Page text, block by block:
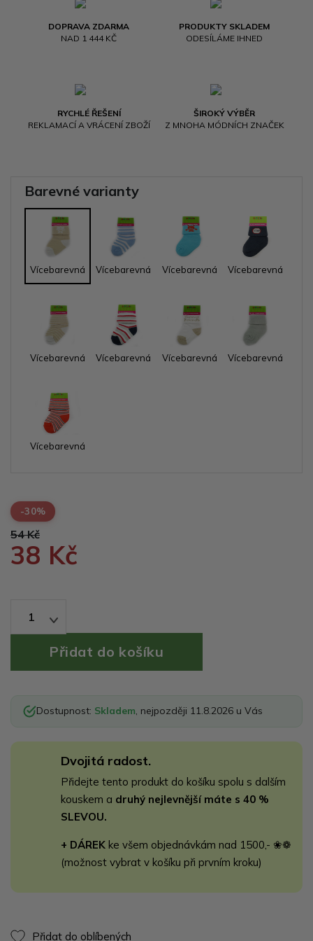
DOPRAVA ZDARMA
NAD 1 444 KČ
PRODUKTY SKLADEM
ODESÍLÁME IHNED
RYCHLÉ ŘEŠENÍ
REKLAMACÍ A VRÁCENÍ ZBOŽÍ
ŠIROKÝ VÝBĚR
Z MNOHA MÓDNÍCH ZNAČEK
Barevné varianty
Vícebarevná Vícebarevná Vícebarevná Vícebarevná
Vícebarevná Vícebarevná Vícebarevná Vícebarevná
Vícebarevná
-30%
54 Kč
38 Kč
1
Dostupnost: Skladem, nejpozději 11.8.2026 u Vás
Dvojitá radost.
Přidejte tento produkt do košíku spolu s dalším
kouskem a druhý nejlevnější máte s 40 %
SLEVOU.
+ DÁREK ke všem objednávkám nad 1500,- ❀❁
(možnost vybrat v košíku při prvním kroku)
Přidat do oblíbených